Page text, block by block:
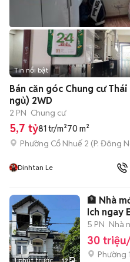
Tin nổi bật
Bán căn góc Chung cư Thái Hà 70m² | 2 ngủ ( sửa
ngủ) 2WD
2 PN Chung cư
5,7 tỷ81 tr/m²70 m²
Phường Cổ Nhuế 2 (P. Đông
Dinhtan Le
1 phút trước 12
🏦 Nhà
Ich ngay
5 PN Nhà
30
Phường